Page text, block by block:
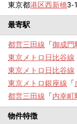
東京都港区西新橋3-
最寄駅
都営三田線 「御成門
東京メトロ日比谷線
東京メトロ日比谷線
東京メトロ銀座線 「
都営三田線 「内幸町
物件特徴